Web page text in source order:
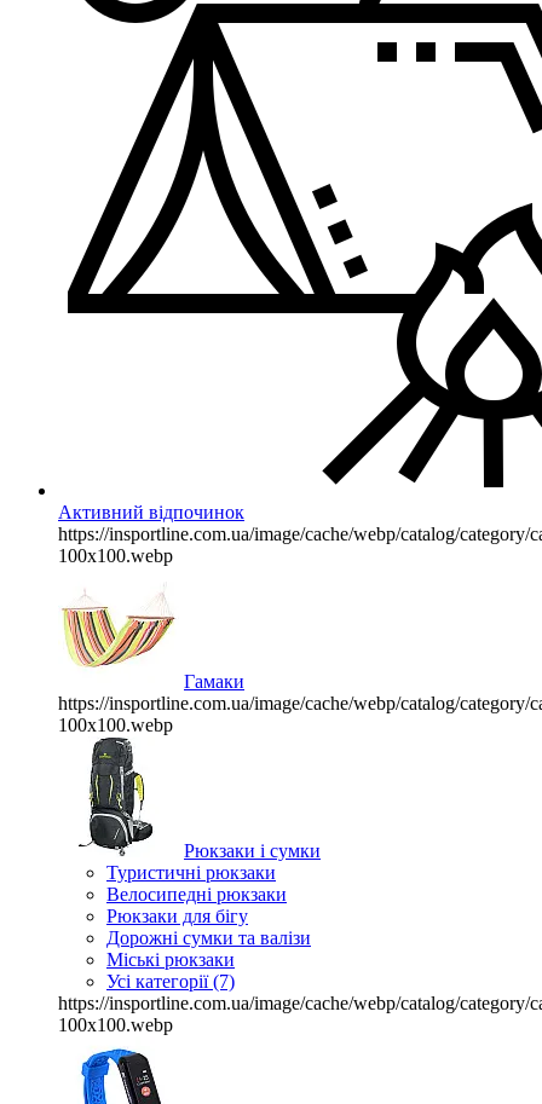
Активний відпочинок
https://insportline.com.ua/image/cache/webp/catalog/category/
100x100.webp
Гамаки
https://insportline.com.ua/image/cache/webp/catalog/category/
100x100.webp
Рюкзаки і сумки
Туристичні рюкзаки
Велосипедні рюкзаки
Рюкзаки для бігу
Дорожні сумки та валізи
Міські рюкзаки
Усі категорії (7)
https://insportline.com.ua/image/cache/webp/catalog/category/
100x100.webp